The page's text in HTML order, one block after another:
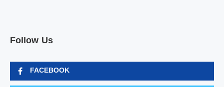
Follow Us
FACEBOOK